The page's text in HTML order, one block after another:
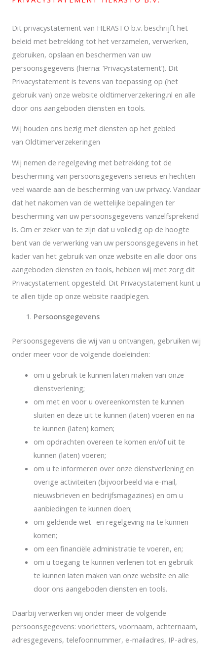
Dit privacystatement van HERASTO b.v. beschrijft het
beleid met betrekking tot het verzamelen, verwerken,
gebruiken, opslaan en beschermen van uw
persoonsgegevens (hierna: ‘Privacystatement’). Dit
Privacystatement is tevens van toepassing op (het
gebruik van) onze website oldtimerverzekering.nl en alle
door ons aangeboden diensten en tools.
Wij houden ons bezig met diensten op het gebied
van Oldtimerverzekeringen
Wij nemen de regelgeving met betrekking tot de
bescherming van persoonsgegevens serieus en hechten
veel waarde aan de bescherming van uw privacy. Vandaar
dat het nakomen van de wettelijke bepalingen ter
bescherming van uw persoonsgegevens vanzelfsprekend
is. Om er zeker van te zijn dat u volledig op de hoogte
bent van de verwerking van uw persoonsgegevens in het
kader van het gebruik van onze website en alle door ons
aangeboden diensten en tools, hebben wij met zorg dit
Privacystatement opgesteld. Dit Privacystatement kunt u
te allen tijde op onze website raadplegen.
Persoonsgegevens
Persoonsgegevens die wij van u ontvangen, gebruiken wij
onder meer voor de volgende doeleinden:
om u gebruik te kunnen laten maken van onze
dienstverlening;
om met en voor u overeenkomsten te kunnen
sluiten en deze uit te kunnen (laten) voeren en na
te kunnen (laten) komen;
om opdrachten overeen te komen en/of uit te
kunnen (laten) voeren;
om u te informeren over onze dienstverlening en
overige activiteiten (bijvoorbeeld via e-mail,
nieuwsbrieven en bedrijfsmagazines) en om u
aanbiedingen te kunnen doen;
om geldende wet- en regelgeving na te kunnen
komen;
om een financiële administratie te voeren, en;
om u toegang te kunnen verlenen tot en gebruik
te kunnen laten maken van onze website en alle
door ons aangeboden diensten en tools.
Daarbij verwerken wij onder meer de volgende
persoonsgegevens: voorletters, voornaam, achternaam,
adresgegevens, telefoonnummer, e-mailadres, IP-adres,